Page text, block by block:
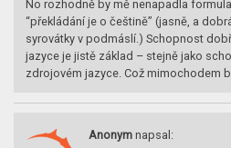
No rozhodně by mě nenapadla
“překládání je o češtině” (jasně, a
syrovátky v podmáslí.) Schopnost
jazyce je jistě základ – stejně jako
zdrojovém jazyce. Což mimochodem
Anonym napsal: